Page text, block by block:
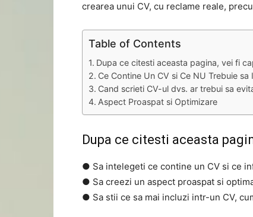
crearea unui CV, cu reclame reale,
Table of Contents
Dupa ce citesti aceasta pagina, vei fi
Ce Contine Un CV si Ce NU Trebuie sa
Cand scrieti CV-ul dvs. ar trebui sa
Aspect Proaspat si Optimizare
Dupa ce citesti aceasta
● Sa intelegeti ce contine un CV si ce
● Sa creezi un aspect proaspat si
● Sa stii ce sa mai incluzi intr-un CV,